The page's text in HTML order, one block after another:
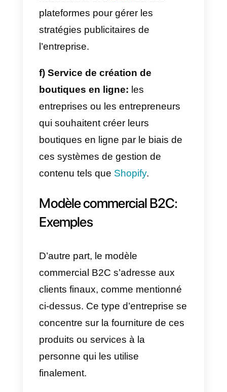
différents réseaux sociaux, dont
Instagram Direct et
que les entreprises puissent
servir leurs clients depuis un seul
endroit.
b) Les entreprises de
distribution en gros:elles
vendent à d’autres entreprises
produits de nettoyage, des
vêtements, des appareils
exemple est Makro, qui vend en
gros divers articles aux
entreprises ou aux
c) Services de paiement
numérique: entreprises qui